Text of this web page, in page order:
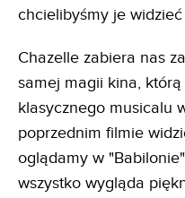
chcielibyśmy je
Chazelle zabiera nas
samej magii kina,
klasycznego musicalu
poprzednim filmie
oglądamy w
wszystko wygląda